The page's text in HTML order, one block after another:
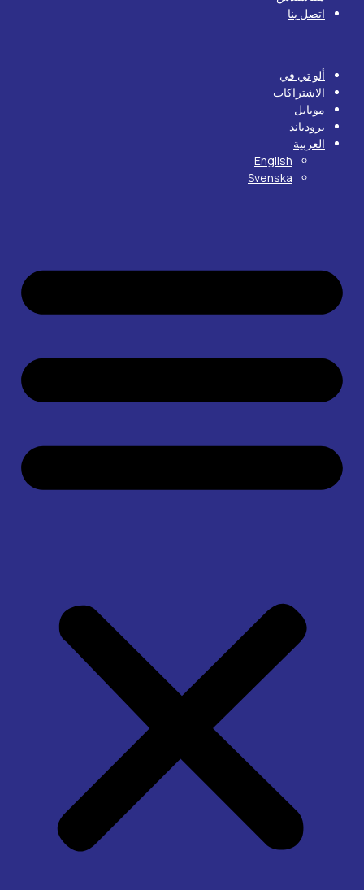
اتصل بنا
ألو تي في
الاشتراكات
موبايل
برودباند
العربية
English
Svenska